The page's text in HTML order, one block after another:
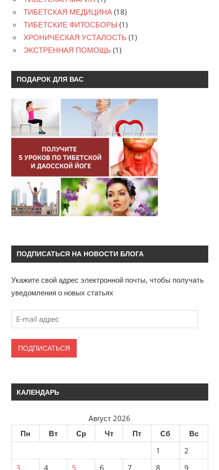
ТИБЕТСКАЯ МЕДИЦИНА (18)
ТИБЕТСКИЕ ФИТОСБОРЫ (1)
ХРОНИЧЕСКАЯ УСТАЛОСТЬ (1)
ЭКСТРЕННАЯ ПОМОЩЬ (1)
ПОДАРОК ДЛЯ ВАС
ПОДПИСАТЬСЯ НА НОВОСТИ БЛОГА
Укажите свой адрес электронной почты, чтобы получать
уведомления о новых статьях
-
m
с
КАЛЕНДАРЬ
Август 2026
Пн
Вт Ср Чт Пт Сб
Вс
1
2
3
4 5 6 7 8 9